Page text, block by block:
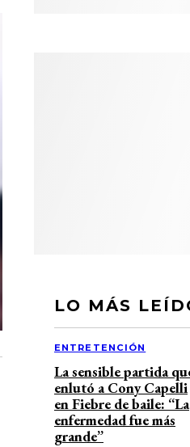
LO MÁS
ENTRETENCIÓN
La sensible partida
enlutó a Cony Capelli
en Fiebre de baile: “La
enfermedad fue más
grande”